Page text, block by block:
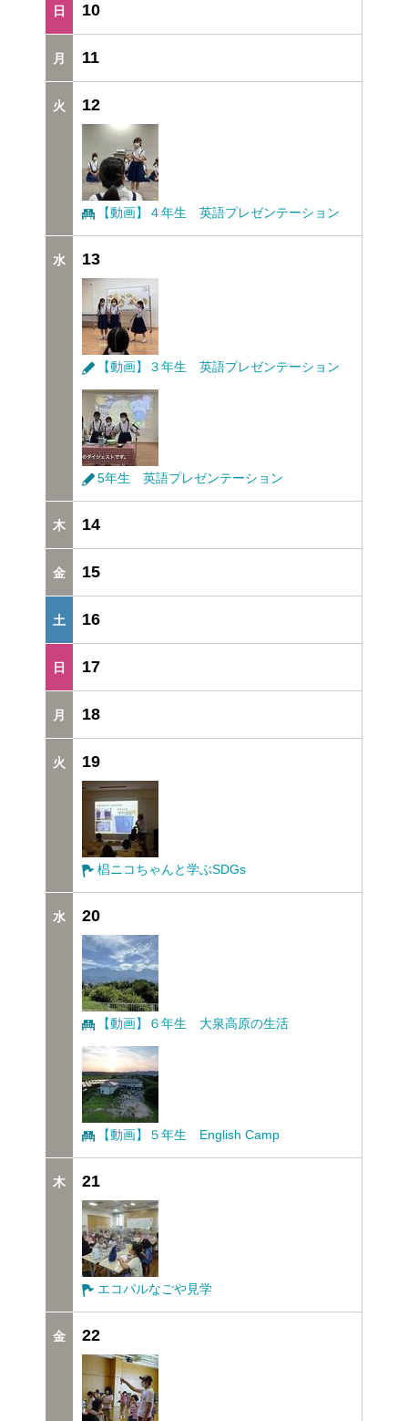
10
11
12
【動画】４年生 英語プレゼンテーション
13
【動画】３年生 英語プレゼンテーション
5年生 英語プレゼンテーション
14
15
16
17
18
19
椙ニコちゃんと学ぶSDGs
20
【動画】６年生 大泉高原の生活
【動画】５年生 English Camp
21
エコパルなごや見学
22